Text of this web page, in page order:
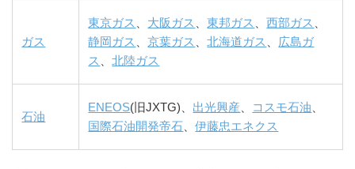
ガス
東京ガス 大阪ガス 、東邦ガス 、西部ガス
静岡ガス
、京葉ガス 、北海道ガス
広島ガ
ス
、北陸ガス
石油
ENEOS(旧JXTG)、 出光興産 コスモ石油
国際石油開発帝石 、伊藤忠エネクス